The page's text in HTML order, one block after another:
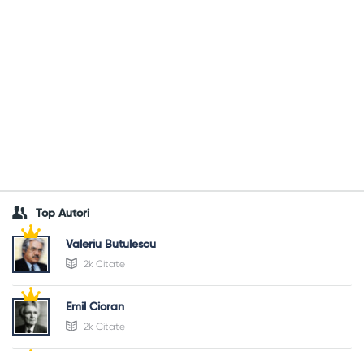
Top Autori
Valeriu Butulescu
2k Citate
Emil Cioran
2k Citate